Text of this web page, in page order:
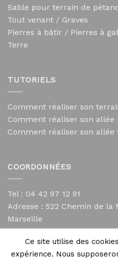
Sable pour terrain de
Tout venant / Graves
Pierres à bâtir / Pierres à
Terre
TUTORIELS
Comment réaliser son
Comment réaliser son allée
Comment réaliser son allée
COORDONNÉES
Tel : 04 42 97 12 91
Adresse : 522 Chemin de la
Marseille
contact@mycailloux.com
Mentions légales
Ce site utilise des
expérience. Nous